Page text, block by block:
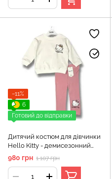
−11%
6
Готовий до відправки
Дитячий костюм для дівчинки
Hello Kitty - демисезонний
повсякденний комплект Murat
Baby (кофта, лосини), Біло-
рожевий, 2 роки, 92см
980 грн 1 107 грн